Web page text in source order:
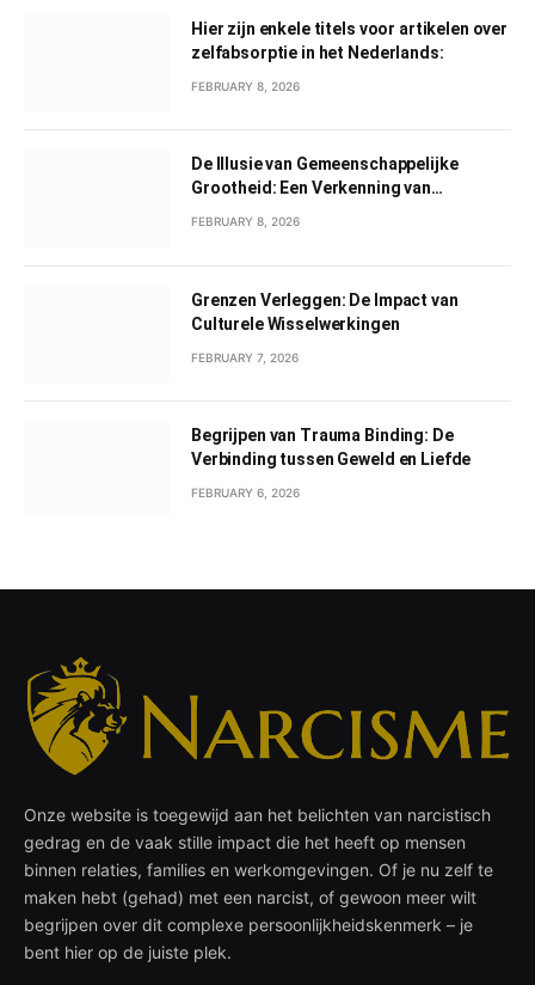
Hier zijn enkele titels voor artikelen over
zelfabsorptie in het Nederlands:
FEBRUARY 8, 2026
De Illusie van Gemeenschappelijke
Grootheid: Een Verkenning van
Gemeenschappelijk Narcisme
FEBRUARY 8, 2026
Grenzen Verleggen: De Impact van
Culturele Wisselwerkingen
FEBRUARY 7, 2026
Begrijpen van Trauma Binding: De
Verbinding tussen Geweld en Liefde
FEBRUARY 6, 2026
Onze website is toegewijd aan het belichten van narcistisch
gedrag en de vaak stille impact die het heeft op mensen
binnen relaties, families en werkomgevingen. Of je nu zelf te
maken hebt (gehad) met een narcist, of gewoon meer wilt
begrijpen over dit complexe persoonlijkheidskenmerk – je
bent hier op de juiste plek.